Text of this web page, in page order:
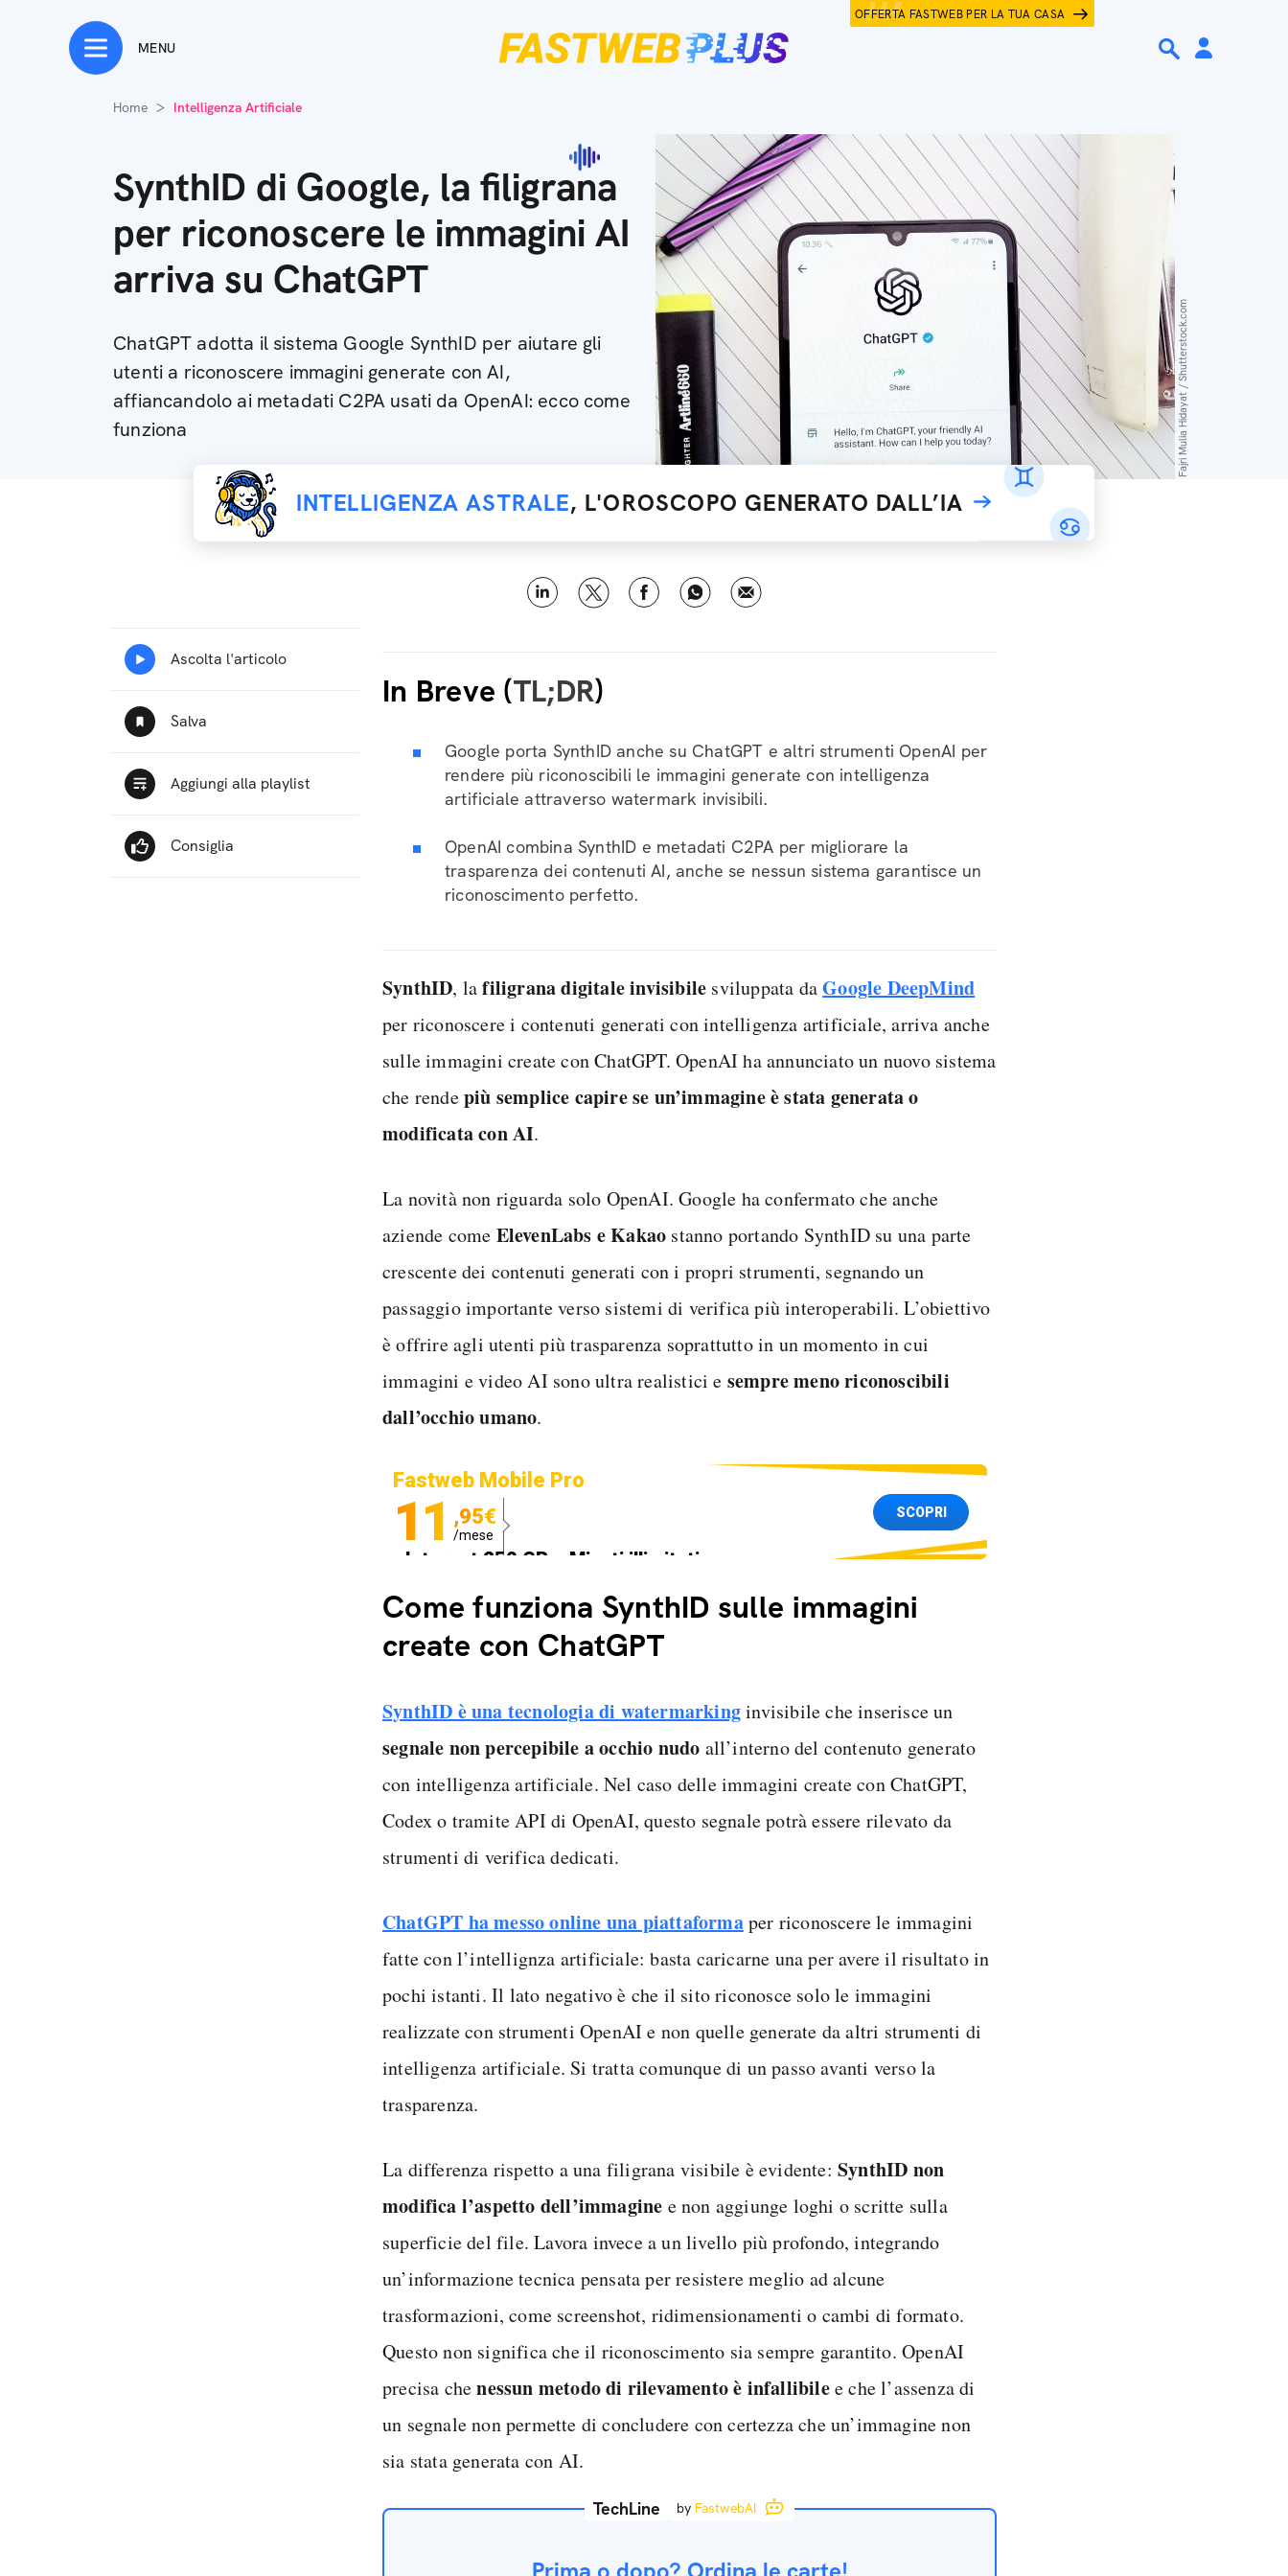
OFFERTA FASTWEB PER LA TUA CASA
MENU
Home Intelligenza Artificiale
SynthID di Google, la filigrana
per riconoscere le immagini AI
arriva su ChatGPT
ChatGPT adotta il sistema Google SynthID per aiutare gli
utenti a riconoscere immagini generate con AI,
affiancandolo ai metadati C2PA usati da OpenAI: ecco come
funziona
Fajri Mulia Hidayat / Shutterstock.com
INTELLIGENZA ASTRALE, L'OROSCOPO GENERATO DALL’IA
In Breve (TL;DR)
Google porta SynthID anche su ChatGPT e altri strumenti OpenAI per
rendere più riconoscibili le immagini generate con intelligenza
artificiale attraverso watermark invisibili.
OpenAI combina SynthID e metadati C2PA per migliorare la
trasparenza dei contenuti AI, anche se nessun sistema garantisce un
riconoscimento perfetto.
SynthID, lafiligrana digitale invisibile sviluppata daGoogle DeepMind
per riconoscere i contenuti generati con intelligenza artificiale, arriva anche
sulle immagini create con ChatGPT. OpenAI ha annunciato un nuovo sistema
che rendepiù semplice capire se un’immagine è stata generata o
modificata con AI.
La novità non riguarda solo OpenAI. Google ha confermato che anche
aziende come ElevenLabs e Kakao stanno portando SynthID su una parte
crescente dei contenuti generati con i propri strumenti, segnando un
passaggio importante verso sistemi di verifica più interoperabili. L’obiettivo
è offrire agli utenti più trasparenza soprattutto in un momento in cui
immagini e video AI sono ultra realistici e sempre meno riconoscibili
dall’occhio umano.
Fastweb Mobile Pro
11 ,95€
/mese
Internet 250 GB e Minuti illimitati
SCOPRI
Come funziona SynthID sulle immagini
create con ChatGPT
SynthID è una tecnologia di watermarkinginvisibile che inserisce un
segnale non percepibile a occhio nudo all’interno del contenuto generato
con intelligenza artificiale. Nel caso delle immagini create con ChatGPT,
Codex o tramite API di OpenAI, questo segnale potrà essere rilevato da
strumenti di verifica dedicati.
ChatGPT ha messo online una piattaformaper riconoscere le immagini
fatte con l’intellignza artificiale: basta caricarne una per avere il risultato in
pochi istanti. Il lato negativo è che il sito riconosce solo le immagini
realizzate con strumenti OpenAI e non quelle generate da altri strumenti di
intelligenza artificiale. Si tratta comunque di un passo avanti verso la
trasparenza.
La differenza rispetto a una filigrana visibile è evidente: SynthID non
modifica l’aspetto dell’immagine e non aggiunge loghi o scritte sulla
superficie del file. Lavora invece a un livello più profondo, integrando
un’informazione tecnica pensata per resistere meglio ad alcune
trasformazioni, come screenshot, ridimensionamenti o cambi di formato.
Questo non significa che il riconoscimento sia sempre garantito. OpenAI
precisa chenessun metodo di rilevamento è infallibilee che l’assenza di
un segnale non permette di concludere con certezza che un’immagine non
sia stata generata con AI.
TechLine by FastwebAI